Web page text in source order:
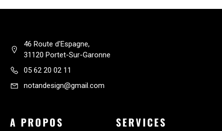
46 Route d'Espagne,
31120 Portet-Sur-Garonne
05 62 20 02 11
notandesign@gmail.com
A PROPOS SERVICES